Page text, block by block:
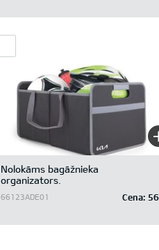
Nolokāms bagāžnieka
organizators.
66123ADE01 Cena: